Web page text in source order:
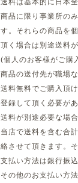
送料は基本的に日本
商品に限り事業所の
す。それらの商品を
頂く場合は別途送料
(個人のお客様がご購
商品の送付先が職場
送料無料でご購入頂
登録して頂く必要があ
送料が別途必要な場
当店で送料を含む合
絡させて頂きます。
支払い方法は銀行振
その他のお支払い方